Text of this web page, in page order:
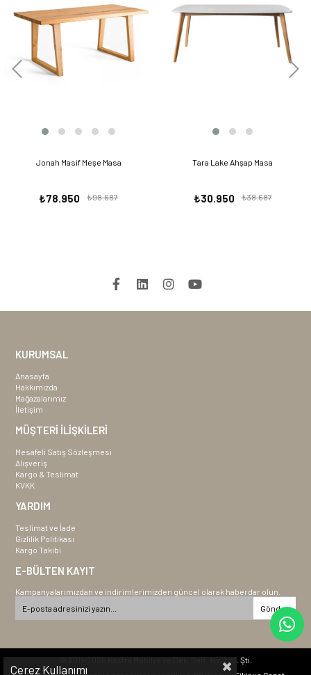
Jonah Masif Meşe Masa
₺78.950 ₺98.687
Tara Lake Ahşap Masa
₺30.950 ₺38.687
KURUMSAL
Anasayfa
Hakkımızda
Mağazalarımız
İletişim
MÜŞTERİ İLİŞKİLERİ
Mesafeli Satış Sözleşmesi
Alışveriş
Kargo & Teslimat
KVKK
YARDIM
Teslimat ve İade
Gizlilik Politikası
Kargo Takibi
E-BÜLTEN KAYIT
Kampanyalarımızdan ve indirimlerimizden güncel olarak haberdar olun.
Gönder
© 2011-2026 Kastra Mobilya ve Dek. San. Tic. Ltd. Şti.
Çerez Kullanımı